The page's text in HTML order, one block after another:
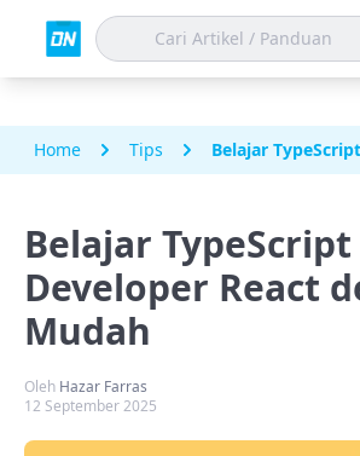
Home Tips Belajar
Belajar
Developer React
Mudah
Oleh Hazar Farras
12 September 2025